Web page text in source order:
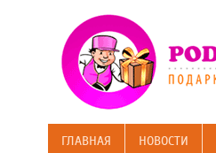
ГЛАВНАЯ НОВОСТИ